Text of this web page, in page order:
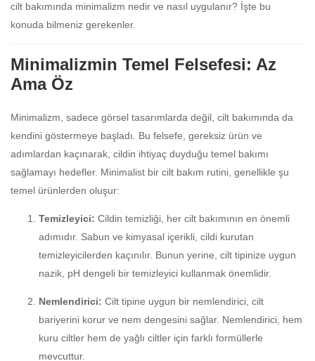
cilt bakımında minimalizm nedir ve nasıl uygulanır? İşte bu
konuda bilmeniz gerekenler.
Minimalizmin Temel Felsefesi: Az
Ama Öz
Minimalizm, sadece görsel tasarımlarda değil, cilt bakımında da
kendini göstermeye başladı. Bu felsefe, gereksiz ürün ve
adımlardan kaçınarak, cildin ihtiyaç duyduğu temel bakımı
sağlamayı hedefler. Minimalist bir cilt bakım rutini, genellikle şu
temel ürünlerden oluşur:
Temizleyici: Cildin temizliği, her cilt bakımının en önemli
adımıdır. Sabun ve kimyasal içerikli, cildi kurutan
temizleyicilerden kaçınılır. Bunun yerine, cilt tipinize uygun
nazik, pH dengeli bir temizleyici kullanmak önemlidir.
Nemlendirici: Cilt tipine uygun bir nemlendirici, cilt
bariyerini korur ve nem dengesini sağlar. Nemlendirici, hem
kuru ciltler hem de yağlı ciltler için farklı formüllerle
mevcuttur.